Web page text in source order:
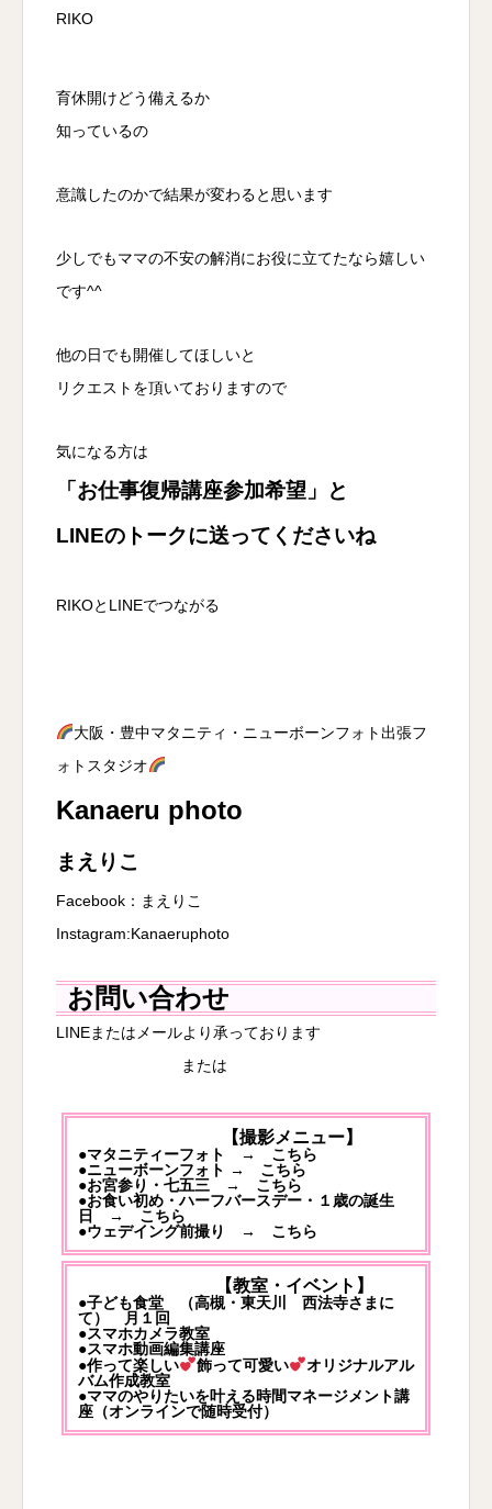
RIKO
育休開けどう備えるか
知っているの
意識したのかで結果が変わると思います
少しでもママの不安の解消にお役に立てたなら嬉しい
です^^
他の日でも開催してほしいと
リクエストを頂いておりますので
気になる方は
「お仕事復帰講座参加希望」と
LINEのトークに送ってくださいね
RIKOとLINEでつながる
大阪・豊中マタニティ・ニューボーンフォト出張フ
ォトスタジオ
Kanaeru photo
まえりこ
Facebook： まえりこ
Instagram:Kanaeruphoto
お問い合わせ
LINEまたはメールより承っております
または
【撮影メニュー】
●マタニティーフォト → こちら
●ニューボーンフォト → こちら
●お宮参り・七五三 → こちら
●お食い初め・ハーフバースデー・１歳の誕生
日 → こちら
●ウェデイング前撮り → こちら
【教室・イベント】
●子ども食堂 （高槻・東天川 西法寺さまに
て） 月１回
●スマホカメラ教室
●スマホ動画編集講座
●作って楽しい
飾って可愛い
オリジナルアル
バム作成教室
●ママのやりたいを叶える時間マネージメント講
座（オンラインで随時受付）